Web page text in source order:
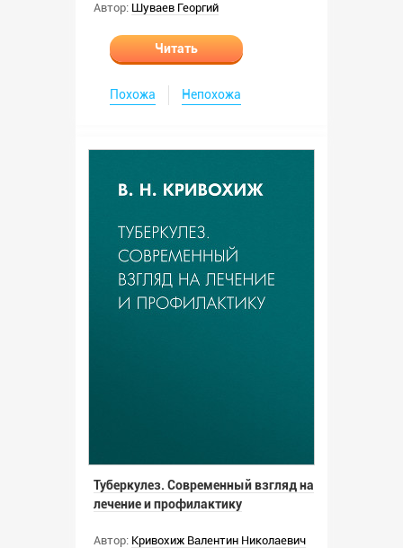
Автор: Шуваев Георгий
Читать
Похожа Непохожа
Туберкулез. Современный взгляд на
лечение и профилактику
Автор: Кривохиж Валентин Николаевич